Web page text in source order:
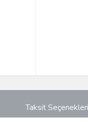
Taksit Seçenekleri